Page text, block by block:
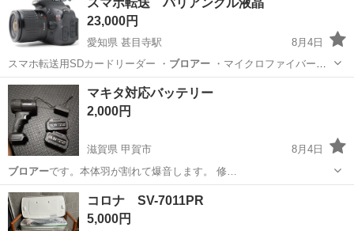
23,000円
愛知県 甚目寺駅
8月4日
スマホ転送用SDカードリーダー ・ ブロアー・マイクロファイバーク
ロス …
愛知 あま市 甚目寺駅 カメラ
マキタ対応バッテリー
2,000円
滋賀県 甲賀市
8月4日
ブロアーです。本体羽が割れて爆音します。 修…
滋賀 甲賀市 その他
コロナ SV-7011PR
5,000円